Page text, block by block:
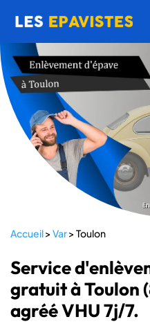
Accueil>Var>Toulon
Service
gratuit à Toulon
agréé VHU 7j/7.